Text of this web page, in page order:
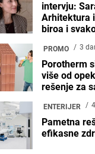
intervju:
Arhitektura
biroa i
PROMO 3
Porotherm
više od
rešenje za
ENTERIJER
Pametna
efikasne